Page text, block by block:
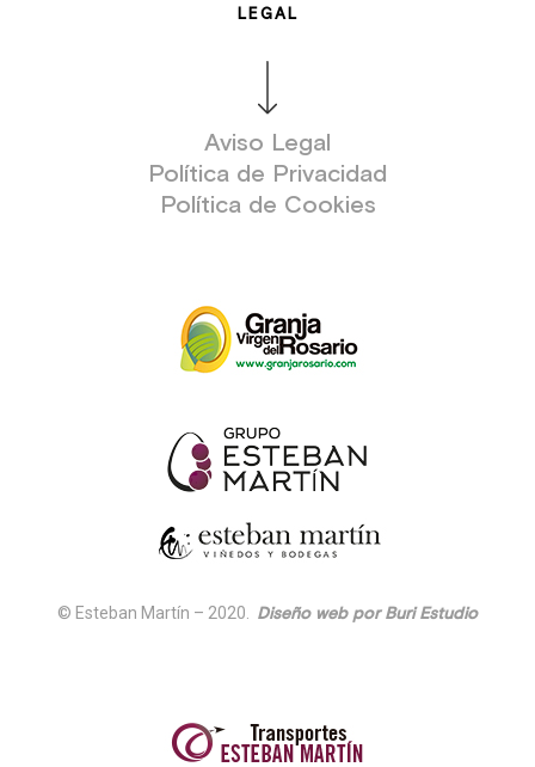
LEGAL
Aviso Legal
Política de Privacidad
Política de Cookies
© Esteban Martín – 2020. Diseño web por Buri Estudio